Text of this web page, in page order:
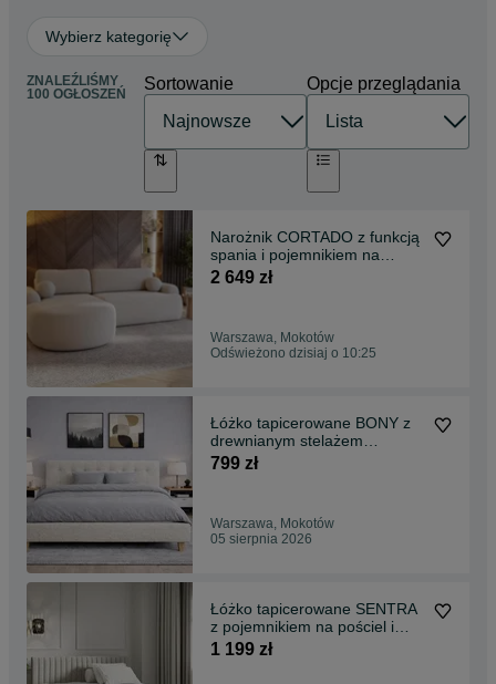
Wybierz kategorię
ZNALEŹLIŚMY
100 OGŁOSZEŃ
Sortowanie Opcje przeglądania
Narożnik CORTADO z funkcją
spania i pojemnikiem na
pościel. Nowoczesny,
2 649 zł
Warszawa, Mokotów
Odświeżono dzisiaj o 10:25
Łóżko tapicerowane BONY z
drewnianym stelażem
90/120/140/160/180/200x200.
799 zł
Warszawa, Mokotów
05 sierpnia 2026
Łóżko tapicerowane SENTRA
z pojemnikiem na pościel i
metalowym podnoszonym
1 199 zł